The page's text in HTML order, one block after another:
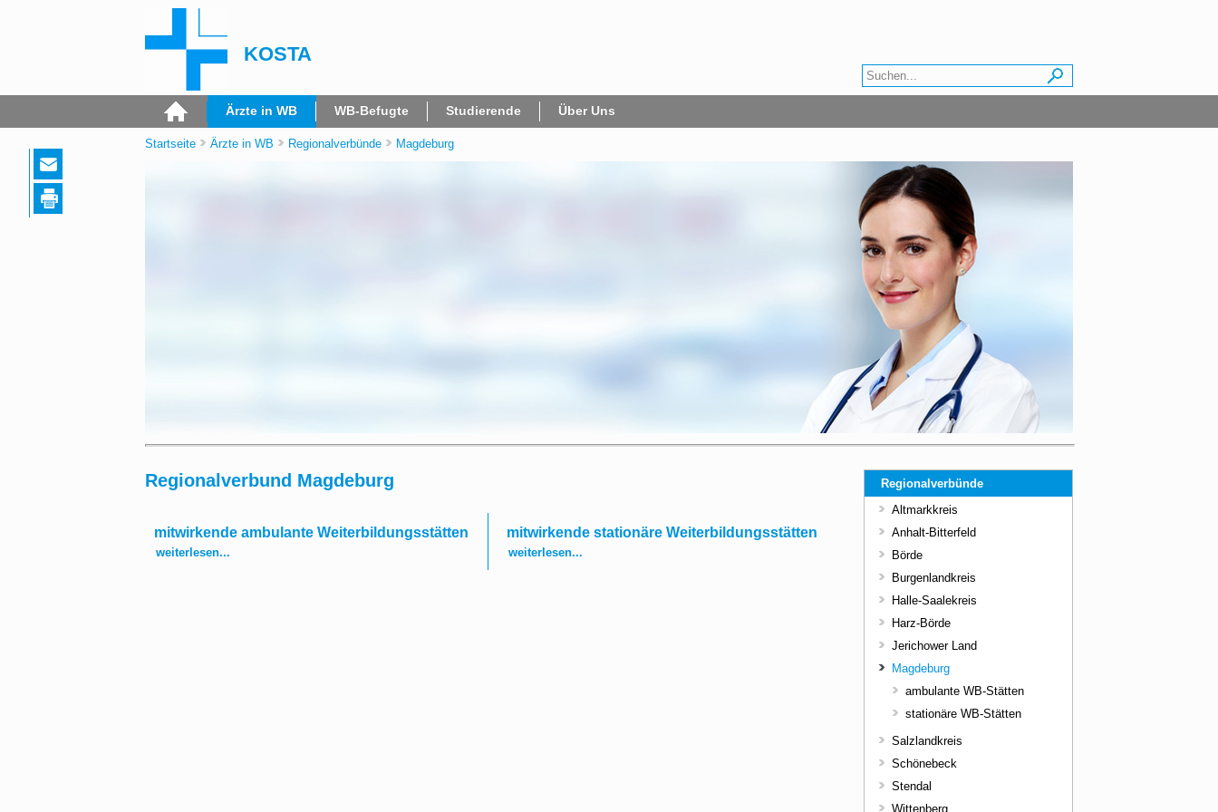
KOSTA
Ärzte in WB WB-Befugte Studierende Über Uns
Startseite Ärzte in WB Regionalverbünde Magdeburg
Regionalverbund Magdeburg
mitwirkende ambulante Weiterbildungsstätten
weiterlesen...
mitwirkende stationäre Weiterbildungsstätten
weiterlesen...
Regionalverbünde
Altmarkkreis
Anhalt-Bitterfeld
Börde
Burgenlandkreis
Halle-Saalekreis
Harz-Börde
Jerichower Land
Magdeburg
ambulante WB-Stätten
stationäre WB-Stätten
Salzlandkreis
Schönebeck
Stendal
Wittenberg